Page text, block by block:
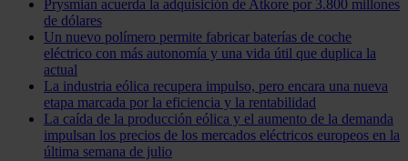
Prysmian acuerda la adquisición de Atkore por 3.800 millones
de dólares
Un nuevo polímero permite fabricar baterías de coche
eléctrico con más autonomía y una vida útil que duplica la
actual
La industria eólica recupera impulso, pero encara una nueva
etapa marcada por la eficiencia y la rentabilidad
La caída de la producción eólica y el aumento de la demanda
impulsan los precios de los mercados eléctricos europeos en la
última semana de julio